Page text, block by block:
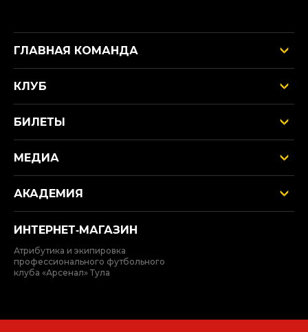
ГЛАВНАЯ КОМАНДА
КЛУБ
БИЛЕТЫ
МЕДИА
АКАДЕМИЯ
ИНТЕРНЕТ‑МАГАЗИН
Атрибутика и экипировка
профессионального футбольного
клуба «Арсенал» Тула